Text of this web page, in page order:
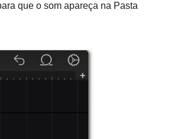
que o som apareça na Pasta